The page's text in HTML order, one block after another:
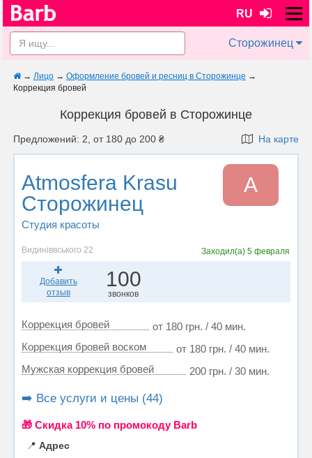
RU
Сторожинец
→ Лицо → Оформление бровей и ресниц в Сторожинце →
Коррекция бровей
Коррекция бровей в Сторожинце
Предложений: 2, от 180 до 200 ₴ На карте
Atmosfera Krasu
Сторожинец
Студия красоты
A
Видиніввського 22 Заходил(а)5 февраля
Добавить
отзыв
100
звонков
Коррекция бровей
от 180 грн. / 40 мин.
Коррекция бровей воском
от 180 грн. / 40 мин.
Мужская коррекция бровей
200 грн. / 30 мин.
➡️ Все услуги и цены (44)
🎁 Cкидка 10% по промокоду Barb
📍 Адрес